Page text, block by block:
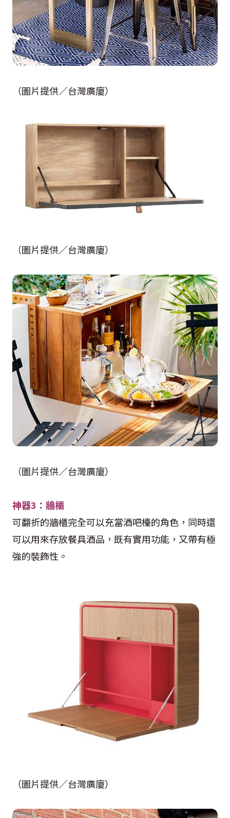
（圖片提供／台灣廣廈）
（圖片提供／台灣廣廈）
（圖片提供／台灣廣廈）
神器3：牆櫃
可翻折的牆櫃完全可以充當酒吧檯的角色，同時還
可以用來存放餐具酒品，既有實用功能，又帶有極
強的裝飾性。
（圖片提供／台灣廣廈）